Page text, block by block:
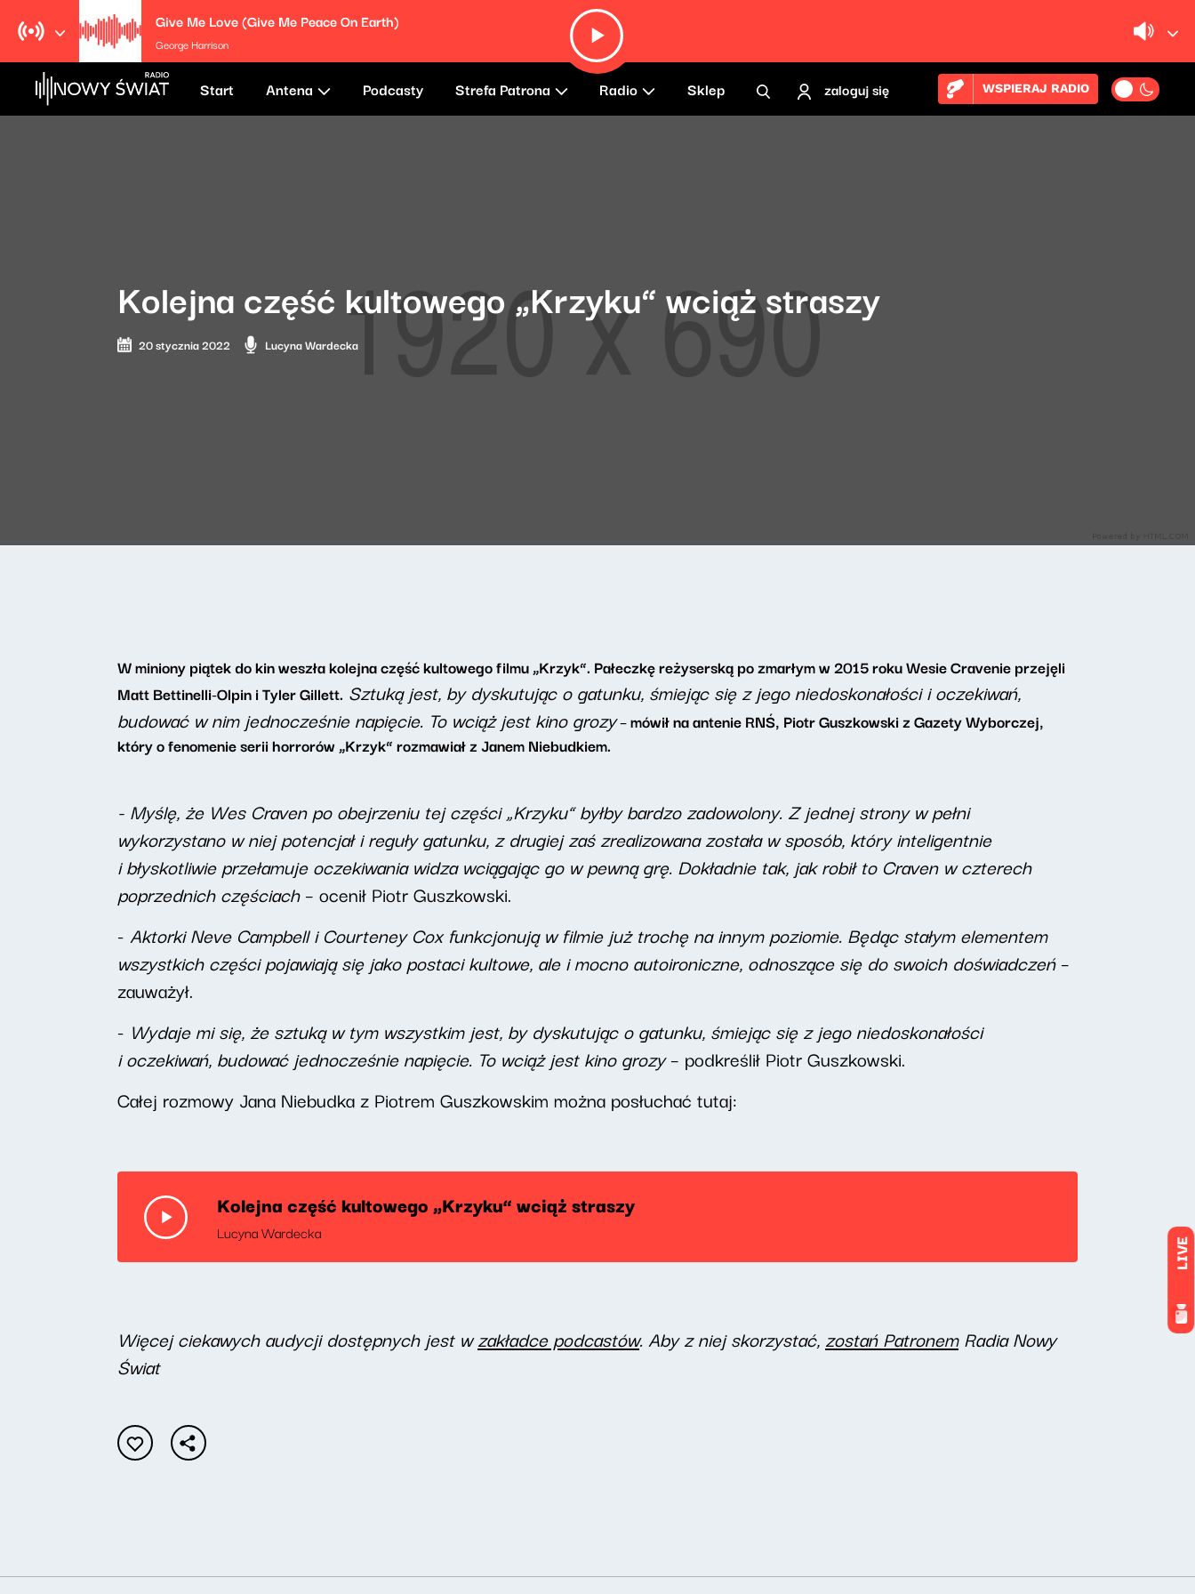
Give Me Love (Give Me Peace On Earth)
George Harrison
Start Antena Podcasty Strefa Patrona Radio Sklep zaloguj się WSPIERAJ RADIO
LIVE
Kolejna część kultowego „Krzyku” wciąż straszy
20 stycznia 2022 Lucyna Wardecka
W miniony piątek do kin weszła kolejna część kultowego filmu „Krzyk”. Pałeczkę reżyserską po zmarłym w 2015 roku Wesie Cravenie przejęli
Matt Bettinelli-Olpin i Tyler Gillett. Sztuką jest, by dyskutując o gatunku, śmiejąc się z jego niedoskonałości i oczekiwań,
budować w nim jednocześnie napięcie. To wciąż jest kino grozy– mówił na antenie RNŚ, Piotr Guszkowski z Gazety Wyborczej,
który o fenomenie serii horrorów „Krzyk” rozmawiał z Janem Niebudkiem.
- Myślę, że Wes Craven po obejrzeniu tej części „Krzyku” byłby bardzo zadowolony. Z jednej strony w pełni
wykorzystano w niej potencjał i reguły gatunku, z drugiej zaś zrealizowana została w sposób, który inteligentnie
i błyskotliwie przełamuje oczekiwania widza wciągając go w pewną grę. Dokładnie tak, jak robił to Craven w czterech
poprzednich częściach– ocenił Piotr Guszkowski.
- Aktorki Neve Campbell i Courteney Cox funkcjonują w filmie już trochę na innym poziomie. Będąc stałym elementem
wszystkich części pojawiają się jako postaci kultowe, ale i mocno autoironiczne, odnoszące się do swoich doświadczeń–
zauważył.
- Wydaje mi się, że sztuką w tym wszystkim jest, by dyskutując o gatunku, śmiejąc się z jego niedoskonałości
i oczekiwań, budować jednocześnie napięcie. To wciąż jest kino grozy– podkreślił Piotr Guszkowski.
Całej rozmowy Jana Niebudka z Piotrem Guszkowskim można posłuchać tutaj:
Kolejna część kultowego „Krzyku” wciąż straszy
Lucyna Wardecka
Więcej ciekawych audycji dostępnych jest wzakładce podcastów. Aby z niej skorzystać, zostań PatronemRadia Nowy
Świat